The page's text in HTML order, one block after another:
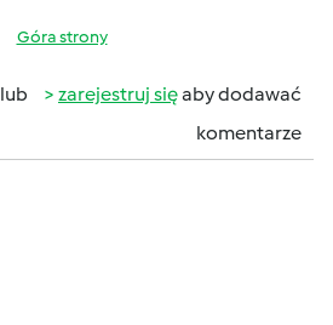
Góra strony
lub zarejestruj sięaby dodawać
komentarze